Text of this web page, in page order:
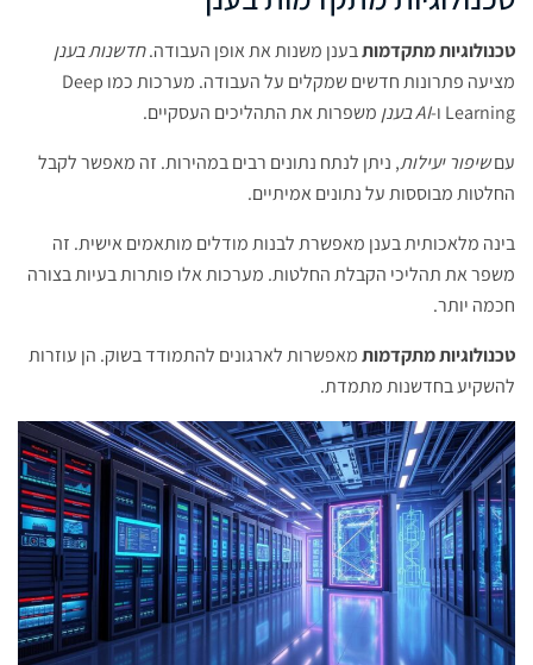
טכנולוגיות מתקדמותבענן משנות את אופן העבודה.חדשנות בענן
מציעה פתרונות חדשים שמקלים על העבודה. מערכות כמו Deep
Learning ו-
AI בענן
משפרות את התהליכים העסקיים.
עםשיפור יעילות, ניתן לנתח נתונים רבים במהירות. זה מאפשר לקבל
החלטות מבוססות על נתונים אמיתיים.
בינה מלאכותית בענן מאפשרת לבנות מודלים מותאמים אישית. זה
משפר את תהליכי הקבלת החלטות. מערכות אלו פותרות בעיות בצורה
חכמה יותר.
טכנולוגיות מתקדמותמאפשרות לארגונים להתמודד בשוק. הן עוזרות
להשקיע בחדשנות מתמדת.